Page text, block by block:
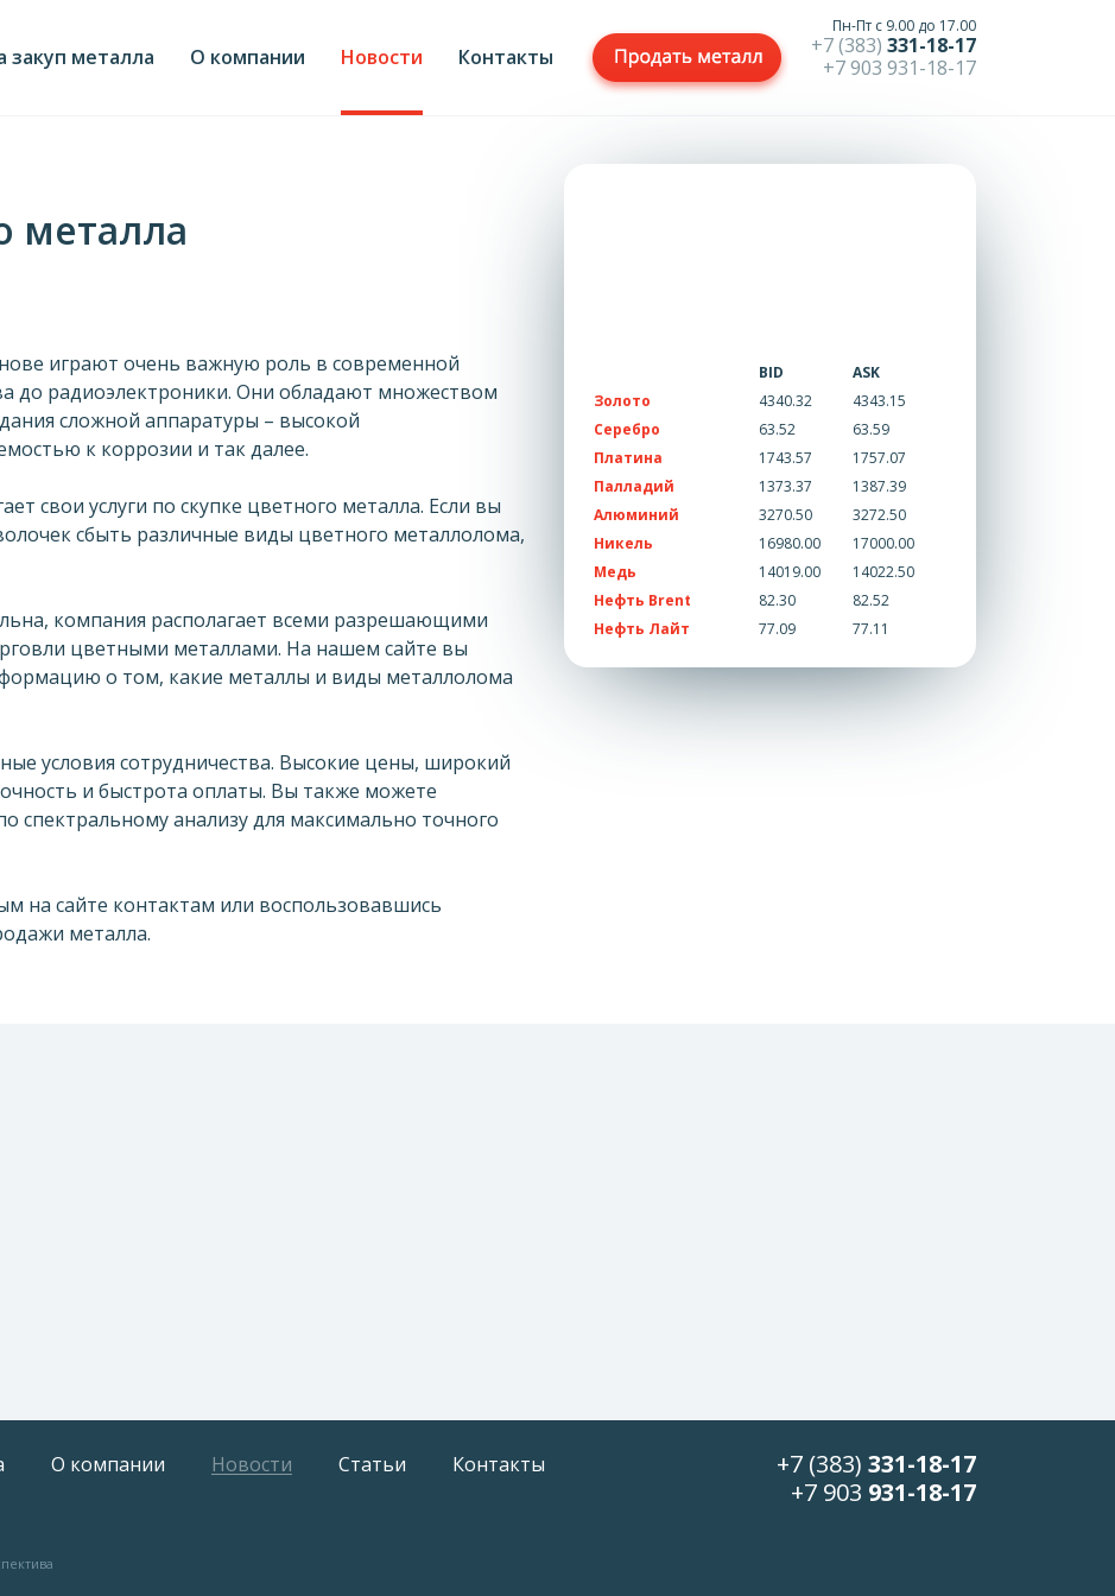
закуп металла О компании Новости Контакты
Пн-Пт с 9.00 до 17.00
+7 (383) 331-18-17
+7 903 931-18-17
металла
играют очень важную роль в современной
до радиоэлектроники. Они обладают множеством
сложной аппаратуры – высокой
к коррозии и так далее.
свои услуги по скупке цветного металла. Если вы
сбыть различные виды цветного металлолома,
компания располагает всеми разрешающими
цветными металлами. На нашем сайте вы
о том, какие металлы и виды металлолома
условия сотрудничества. Высокие цены, широкий
и быстрота оплаты. Вы также можете
спектральному анализу для максимально точного
на сайте контактам или воспользовавшись
металла.
BID
ASK
Золото
4340.32
4343.15
Серебро
63.52
63.59
Платина
1743.57
1757.07
Палладий
1373.37
1387.39
Алюминий
3270.50
3272.50
Никель
16980.00
17000.00
Медь
14019.00
14022.50
Нефть Brent
82.30
82.52
Нефть Лайт
77.09 77.11
О компании Новости Статьи Контакты +7 (383) 331-18-17
+7 903 931-18-17